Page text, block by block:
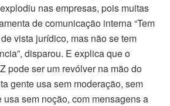
nas empresas, pois muitas
de comunicação interna “Tem
vista jurídico, mas não se tem
disparou. E explica que o
pode ser um revólver na mão do
gente usa sem moderação, sem
usa sem noção, com mensagens a